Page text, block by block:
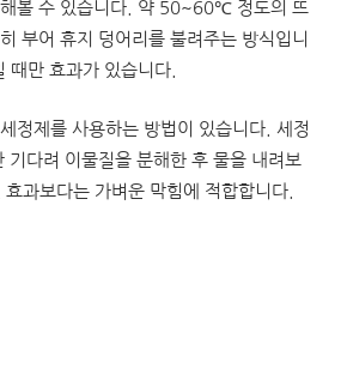
해볼 수 있습니다. 약 50~60℃ 정도의 뜨
부어 휴지 덩어리를 불려주는 방식입니
때만 효과가 있습니다.
정제를 사용하는 방법이 있습니다. 세정
기다려 이물질을 분해한 후 물을 내려보
과보다는 가벼운 막힘에 적합합니다.